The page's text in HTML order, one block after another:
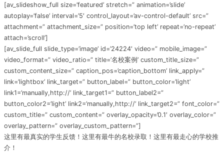
[av_slideshow_full size=’featured’ stretch=” animation=’slide’
autoplay=’false’ interval=’5′ control_layout=’av-control-default’ src=”
attachment=” attachment_size=” position=’top left’ repeat=’no-repeat’
attach=’scroll’]
[av_slide_full slide_type=’image’ id=’24224′ video=” mobile_image=”
video_format=” video_ratio=” title=’名校案例’ custom_title_size=”
custom_content_size=” caption_pos=’caption_bottom’ link_apply=”
link=’lightbox’ link_target=” button_label=” button_color=’light’
link1=’manually,http://’ link_target1=” button_label2=”
button_color2=’light’ link2=’manually,http://’ link_target2=” font_color=”
custom_title=” custom_content=” overlay_opacity=’0.1′ overlay_color=”
overlay_pattern=” overlay_custom_pattern=”]
这里有最真实的学生反馈！这里有最牛的名校录取！这里有最走心的学校推
介！